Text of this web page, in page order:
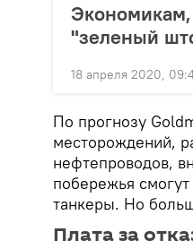
"зеленый
18 апреля 2020,
По прогнозу
месторождений,
нефтепроводов,
побережья
танкеры. Но
Плата за